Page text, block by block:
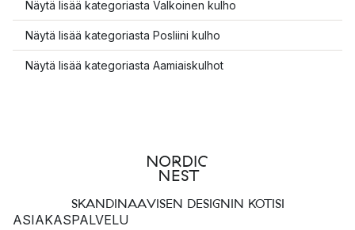
Näytä lisää kategoriasta Valkoinen kulho
Näytä lisää kategoriasta Posliini kulho
Näytä lisää kategoriasta Aamiaiskulhot
SKANDINAAVISEN DESIGNIN KOTISI
ASIAKASPALVELU